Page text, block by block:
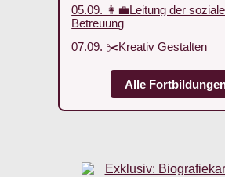
05.09. 👩‍💼Leitung der
Betreuung
07.09. ✂️Kreativ Gestalten
Alle